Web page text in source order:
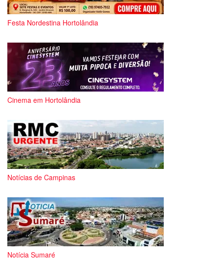
Festa Nordestina Hortolândia
Cinema em Hortolândia
Notícias de Campinas
Notícia Sumaré